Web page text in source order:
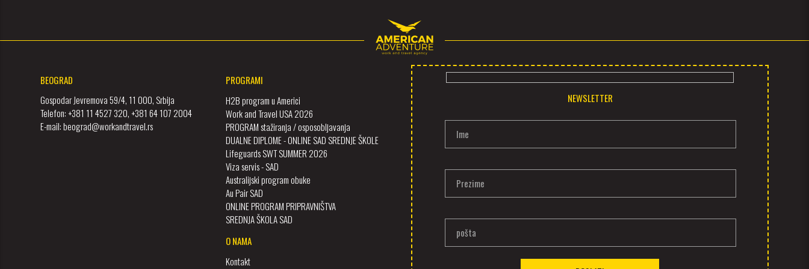
BEOGRAD
Gospodar Jevremova 59/4, 11 000, Srbija
Telefon: +381 11 4527 320, +381 64 107 2004
E-mail: beograd@workandtravel.rs
PROGRAMI
H2B program u Americi
Work and Travel USA 2026
PROGRAM stažiranja / osposobljavanja
DUALNE DIPLOME - ONLINE SAD SREDNJE ŠKOLE
Lifeguards SWT SUMMER 2026
Viza servis - SAD
Australijski program obuke
Au Pair SAD
ONLINE PROGRAM PRIPRAVNIŠTVA
SREDNJA ŠKOLA SAD
O NAMA
Kontakt
NEWSLETTER
Ime
Prezime
pošta